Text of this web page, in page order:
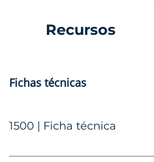
Recursos
Fichas técnicas
1500 | Ficha técnica